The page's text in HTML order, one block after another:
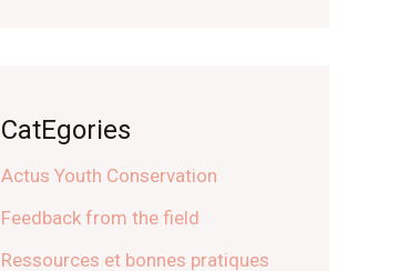
CatEgories
Actus Youth Conservation
Feedback from the field
Ressources et bonnes pratiques